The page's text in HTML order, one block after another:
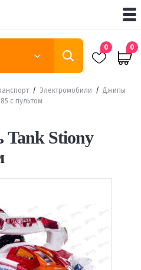
0 0
/ Электромобили / Джипы
с пультом
Tank Stiony